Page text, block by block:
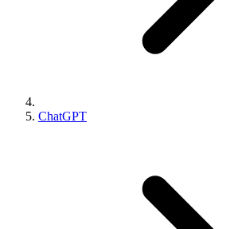
ChatGPT